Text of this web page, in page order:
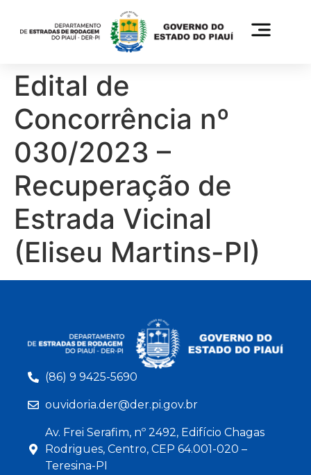
Edital de
Concorrência nº
030/2023 –
Recuperação de
Estrada Vicinal
(Eliseu Martins-PI)
(86) 9 9425-5690
ouvidoria.der@der.pi.gov.br
Av. Frei Serafim, nº 2492, Edifício Chagas
Rodrigues, Centro, CEP 64.001-020 –
Teresina-PI